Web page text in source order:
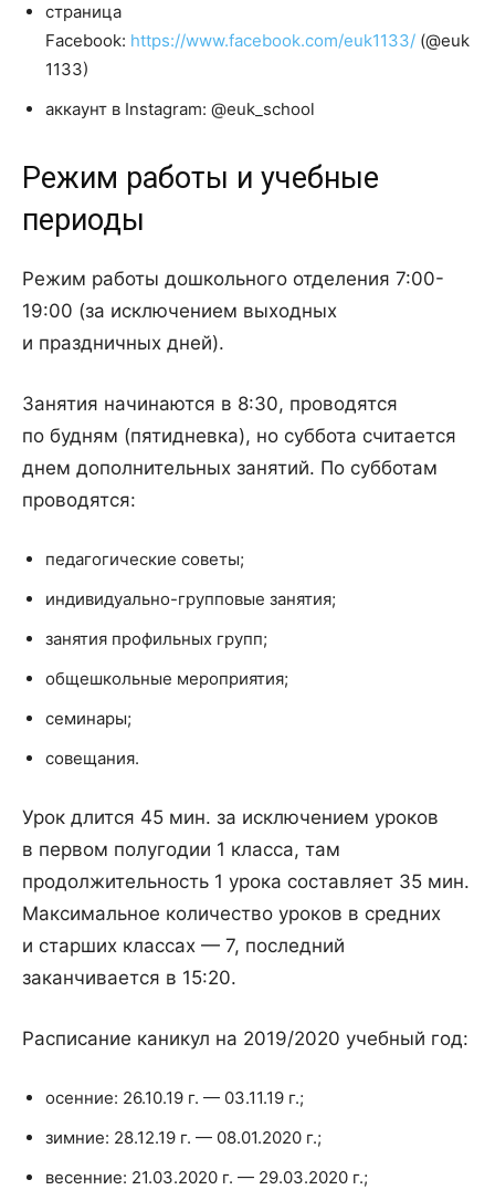
страница
Facebook: https://www.facebook.com/euk1133/ (@euk
1133)
аккаунт в Instagram: @euk_school
Режим работы и учебные
периоды
Режим работы дошкольного отделения 7:00-
19:00 (за исключением выходных
и праздничных дней).
Занятия начинаются в 8:30, проводятся
по будням (пятидневка), но суббота считается
днем дополнительных занятий. По субботам
проводятся:
педагогические советы;
индивидуально-групповые занятия;
занятия профильных групп;
общешкольные мероприятия;
семинары;
совещания.
Урок длится 45 мин. за исключением уроков
в первом полугодии 1 класса, там
продолжительность 1 урока составляет 35 мин.
Максимальное количество уроков в средних
и старших классах — 7, последний
заканчивается в 15:20.
Расписание каникул на 2019/2020 учебный год:
осенние: 26.10.19 г. — 03.11.19 г.;
зимние: 28.12.19 г. — 08.01.2020 г.;
весенние: 21.03.2020 г. — 29.03.2020 г.;